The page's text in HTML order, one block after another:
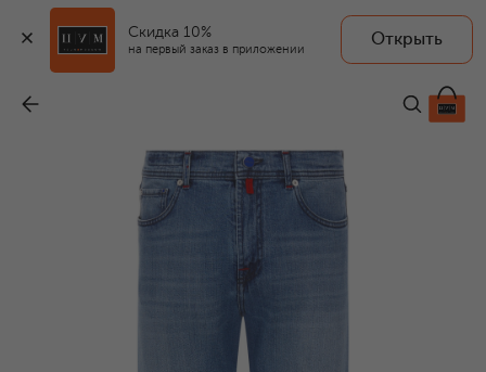
Скидка 10%
на первый заказ в приложении
Открыть